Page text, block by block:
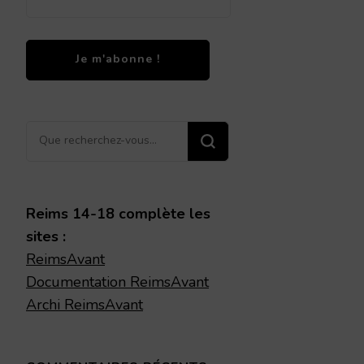
Vous
Reims 14-18 complète les
sites :
ReimsAvant
Documentation ReimsAvant
Archi ReimsAvant